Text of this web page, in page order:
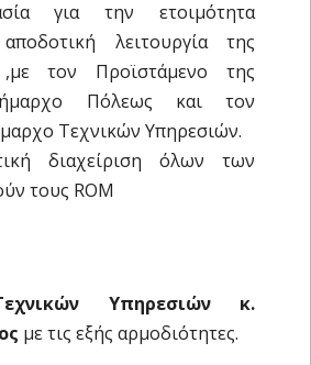
για την ετοιμότητα
λειτουργία της
τον Προϊστάμενο της
Πόλεως και τον
Τεχνικών Υπηρεσιών.
διαχείριση όλων των
τους ROM
Υπηρεσιών κ.
με τις εξής αρμοδιότητες.